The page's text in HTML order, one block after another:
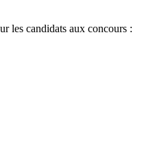
les candidats aux concours :